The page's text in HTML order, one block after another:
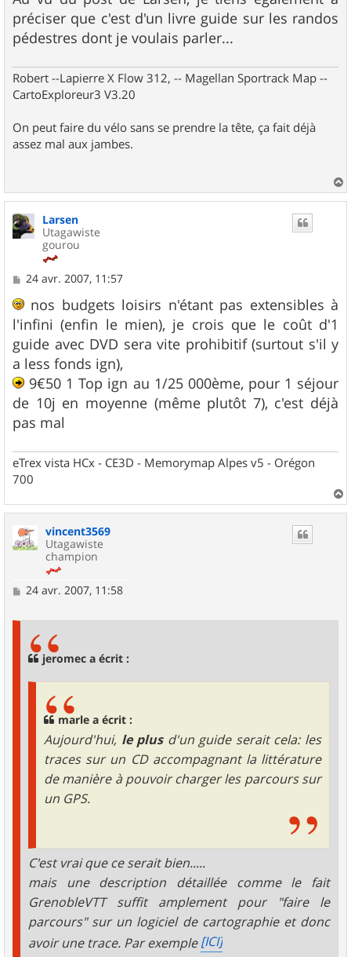
préciser que c'est d'un livre guide sur les randos
pédestres dont je voulais parler...
Robert --Lapierre X Flow 312, -- Magellan Sportrack Map --
CartoExploreur3 V3.20
On peut faire du vélo sans se prendre la tête, ça fait déjà
assez mal aux jambes.
a
Larsen
Utagawiste
gourou
M
s
a
g
e
24 avr. 2007, 11:57
nos budgets loisirs n'étant pas extensibles à
l'infini (enfin le mien), je crois que le coût d'1
guide avec DVD sera vite prohibitif (surtout s'il y
a less fonds ign),
9€50 1 Top ign au 1/25 000ème, pour 1 séjour
de 10j en moyenne (même plutôt 7), c'est déjà
pas mal
eTrex vista HCx - CE3D - Memorymap Alpes v5 - Orégon
700
a
vincent3569
Utagawiste
champion
M
24 avr. 2007, 11:58
jeromec a écrit :
marle a écrit :
Aujourd'hui, le plus d'un guide serait cela: les
traces sur un CD accompagnant la littérature
de manière à pouvoir charger les parcours sur
un GPS.
C'est vrai que ce serait bien.....
mais une description détaillée comme le fait
GrenobleVTT suffit amplement pour "faire le
parcours" sur un logiciel de cartographie et donc
avoir une trace. Par exemple[ICI]